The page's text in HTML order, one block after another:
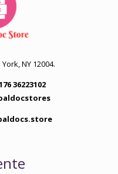
NY 12004.
36223102